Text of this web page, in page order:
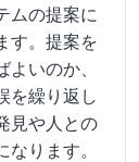
ムの提案に
す。提案を
いのか、
を繰り返し
見や人との
ります。